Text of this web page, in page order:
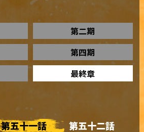
第二期
第四期
最終章
第五十一話 第五十二話